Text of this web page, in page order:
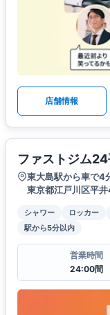
店舗情報
ファストジム
東大島駅から車で4
東京都江戸川区平
シャワー ロッカー
駅から5分以内
営業時間
24:00間